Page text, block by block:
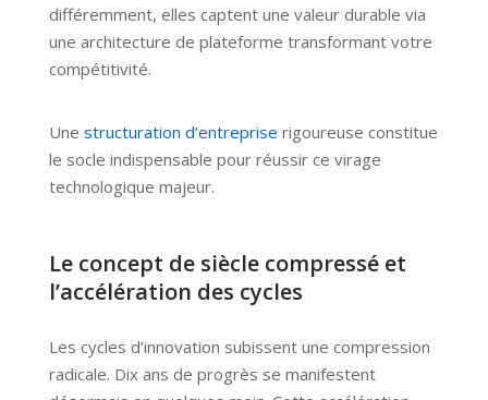
différemment, elles captent une valeur durable via
une architecture de plateforme transformant votre
compétitivité.
Une structuration d’entreprise rigoureuse constitue
le socle indispensable pour réussir ce virage
technologique majeur.
Le concept de siècle compressé et
l’accélération des cycles
Les cycles d’innovation subissent une compression
radicale. Dix ans de progrès se manifestent